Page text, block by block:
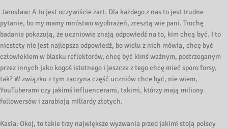
Jarosław: A to jest oczywiście żart. Dla każdego z nas to jest trudne
pytanie, bo my mamy mnóstwo wyobrażeń, zresztą wie pani. Trochę
badania pokazują, że uczniowie znają odpowiedź na to, kim chcą być. I to
niestety nie jest najlepsza odpowiedź, bo wielu z nich mówią, chcę być
człowiekiem w blasku reflektorów, chcę być kimś ważnym, postrzeganym
przez innych jako kogoś istotnego i jeszcze z tego chcę mieć sporo forsy,
tak? W związku z tym zaczyna część uczniów chce być, nie wiem,
YouTuberami czy jakimś influencerami, takimi, którzy mają miliony
followersów i zarabiają miliardy złotych.
Kasia: Okej, to takie trzy największe wyzwania przed jakimi stoją polscy